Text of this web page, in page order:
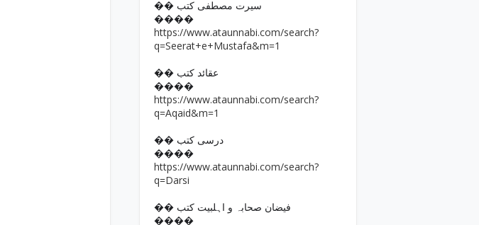
�� سیرت مصطفی کتب
����
https://www.ataunnabi.com/search?
q=Seerat+e+Mustafa&m=1
�� عقائد کتب
����
https://www.ataunnabi.com/search?
q=Aqaid&m=1
�� درسی کتب
����
https://www.ataunnabi.com/search?
q=Darsi
�� فیضان صحابہ و اہلبیت کتب
����